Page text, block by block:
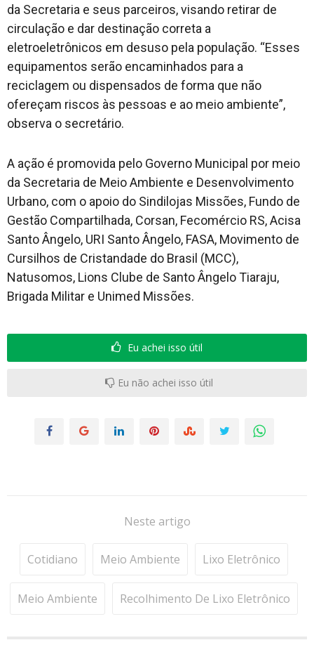
da Secretaria e seus parceiros, visando retirar de
circulação e dar destinação correta a
eletroeletrônicos em desuso pela população. “Esses
equipamentos serão encaminhados para a
reciclagem ou dispensados de forma que não
ofereçam riscos às pessoas e ao meio ambiente”,
observa o secretário.
A ação é promovida pelo Governo Municipal por meio
da Secretaria de Meio Ambiente e Desenvolvimento
Urbano, com o apoio do Sindilojas Missões, Fundo de
Gestão Compartilhada, Corsan, Fecomércio RS, Acisa
Santo Ângelo, URI Santo Ângelo, FASA, Movimento de
Cursilhos de Cristandade do Brasil (MCC),
Natusomos, Lions Clube de Santo Ângelo Tiaraju,
Brigada Militar e Unimed Missões.
Eu achei isso útil
Eu não achei isso útil
Neste artigo
Cotidiano Meio Ambiente Lixo Eletrônico
Meio Ambiente Recolhimento De Lixo Eletrônico